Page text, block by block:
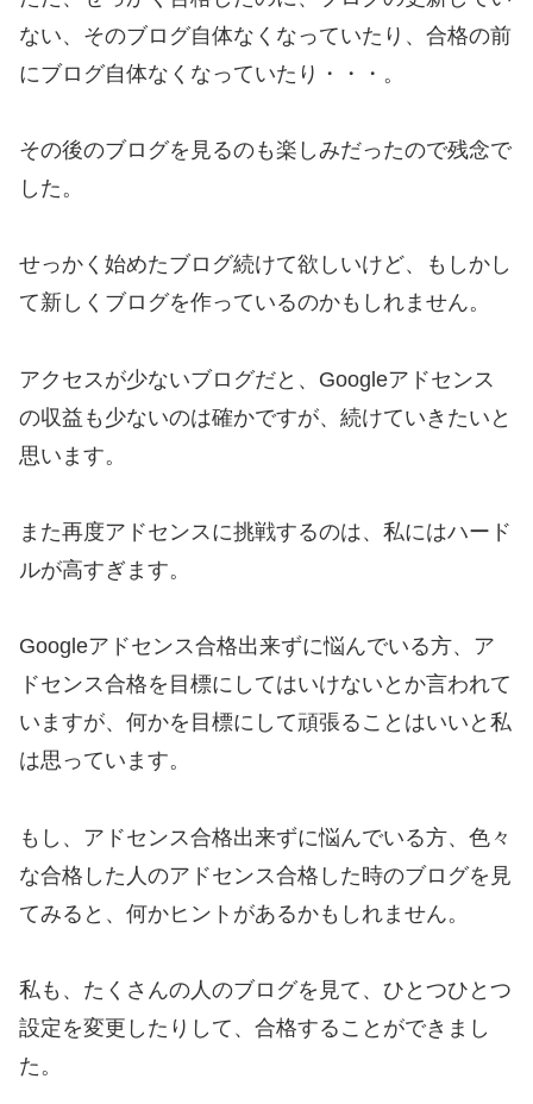
ない、そのブログ自体なくなっていたり、合格の前
にブログ自体なくなっていたり・・・。
その後のブログを見るのも楽しみだったので残念で
した。
せっかく始めたブログ続けて欲しいけど、もしかし
て新しくブログを作っているのかもしれません。
アクセスが少ないブログだと、Googleアドセンス
の収益も少ないのは確かですが、続けていきたいと
思います。
また再度アドセンスに挑戦するのは、私にはハード
ルが高すぎます。
Googleアドセンス合格出来ずに悩んでいる方、ア
ドセンス合格を目標にしてはいけないとか言われて
いますが、何かを目標にして頑張ることはいいと私
は思っています。
もし、アドセンス合格出来ずに悩んでいる方、色々
な合格した人のアドセンス合格した時のブログを見
てみると、何かヒントがあるかもしれません。
私も、たくさんの人のブログを見て、ひとつひとつ
設定を変更したりして、合格することができまし
た。